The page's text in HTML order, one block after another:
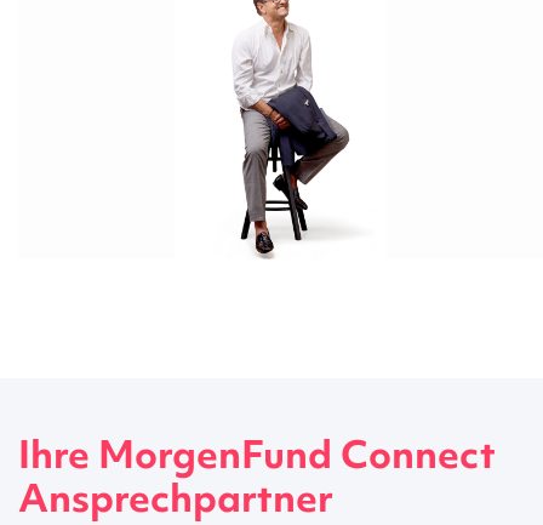
Ihre MorgenFund Connect
Ansprechpartner